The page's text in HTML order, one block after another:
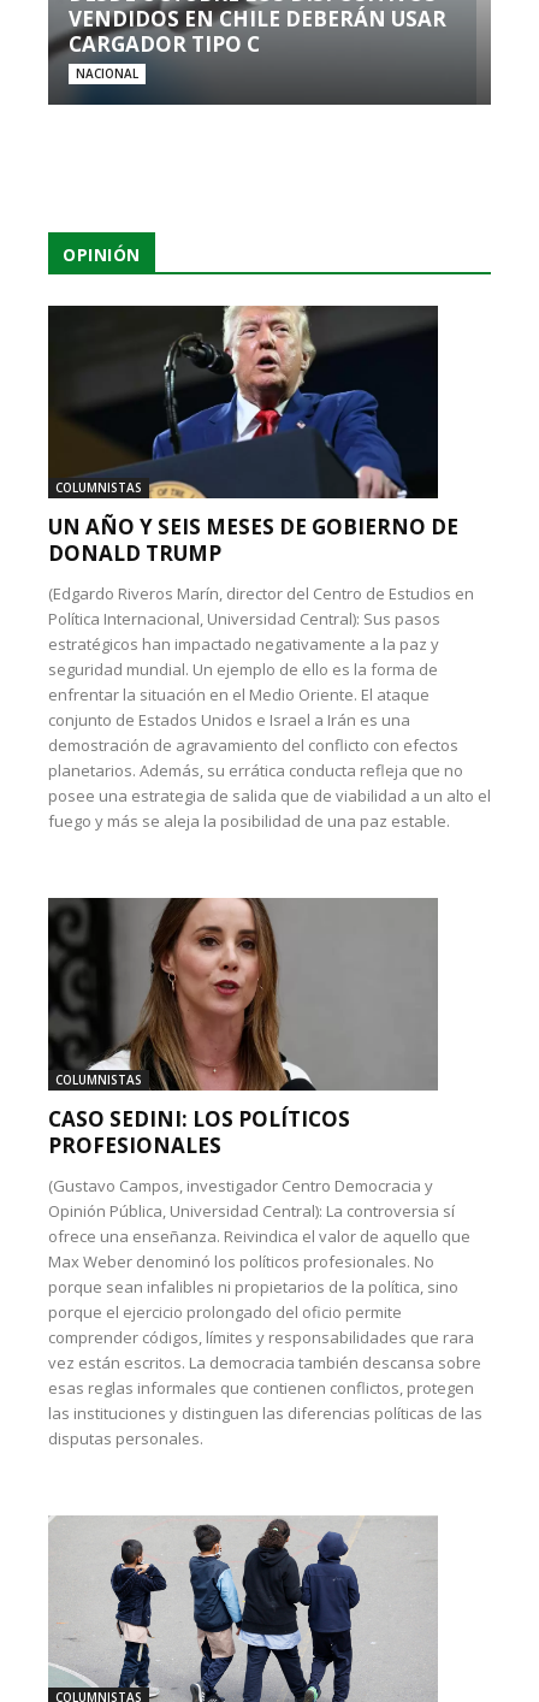
VENDIDOS EN CHILE DEBERÁN USAR
CARGADOR TIPO C
NACIONAL
OPINIÓN
COLUMNISTAS
UN AÑO Y SEIS MESES DE GOBIERNO DE
DONALD TRUMP
(Edgardo Riveros Marín, director del Centro de Estudios en
Política Internacional, Universidad Central): Sus pasos
estratégicos han impactado negativamente a la paz y
seguridad mundial. Un ejemplo de ello es la forma de
enfrentar la situación en el Medio Oriente. El ataque
conjunto de Estados Unidos e Israel a Irán es una
demostración de agravamiento del conflicto con efectos
planetarios. Además, su errática conducta refleja que no
posee una estrategia de salida que de viabilidad a un alto el
fuego y más se aleja la posibilidad de una paz estable.
COLUMNISTAS
CASO SEDINI: LOS POLÍTICOS
PROFESIONALES
(Gustavo Campos, investigador Centro Democracia y
Opinión Pública, Universidad Central): La controversia sí
ofrece una enseñanza. Reivindica el valor de aquello que
Max Weber denominó los políticos profesionales. No
porque sean infalibles ni propietarios de la política, sino
porque el ejercicio prolongado del oficio permite
comprender códigos, límites y responsabilidades que rara
vez están escritos. La democracia también descansa sobre
esas reglas informales que contienen conflictos, protegen
las instituciones y distinguen las diferencias políticas de las
disputas personales.
COLUMNISTAS